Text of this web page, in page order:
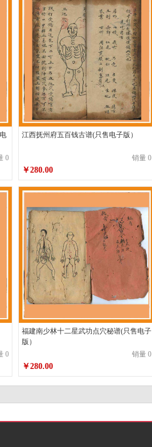
0
江西抚州府五百钱古谱(只售电子版）
销量 0
￥280.00
0
福建南少林十二星武功点穴秘谱(只售电子
版）
销量 0
￥280.00